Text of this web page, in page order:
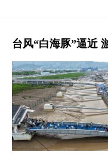
台风“白海豚”逼近